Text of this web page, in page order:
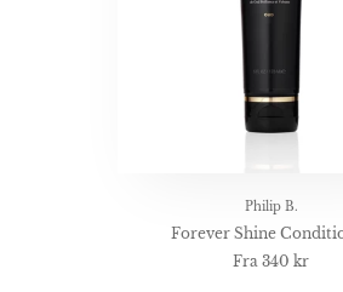
Philip B.
Forever Shine
Fra340 kr